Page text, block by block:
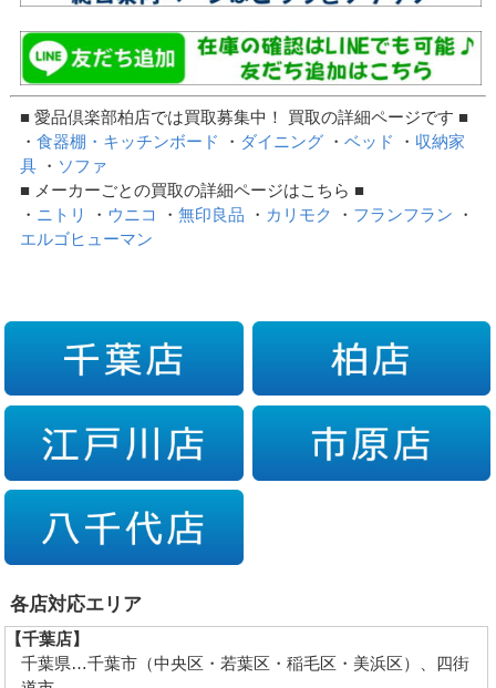
■ 愛品倶楽部柏店では買取募集中！ 買取の詳細ページです ■
・食器棚・キッチンボード ・ ダイニング ・ベッド ・ 収納家
具 ・ ソファ
■ メーカーごとの買取の詳細ページはこちら ■
・ ニトリ ・ ウニコ ・無印良品 ・ カリモク ・ フランフラン ・
エルゴヒューマン
各店対応エリア
【千葉店】
千葉県…千葉市（中央区・若葉区・稲毛区・美浜区）、四街